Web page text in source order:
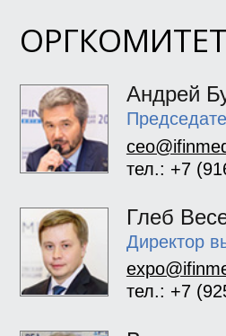
Андрей
тел.: +7
Глеб
Директор
тел.: +7